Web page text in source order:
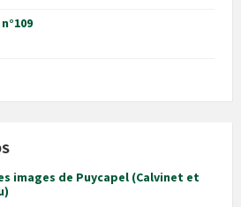
images de Puycapel (Calvinet et